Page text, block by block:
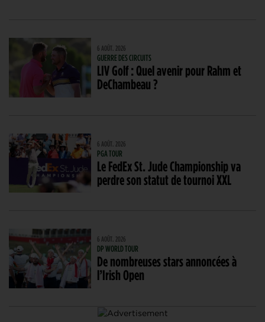
6 AOÛT. 2026
GUERRE DES CIRCUITS
LIV Golf : Quel avenir pour Rahm et
DeChambeau ?
6 AOÛT. 2026
PGA TOUR
Le FedEx St. Jude Championship va
perdre son statut de tournoi XXL
6 AOÛT. 2026
DP WORLD TOUR
De nombreuses stars annoncées à
l’Irish Open